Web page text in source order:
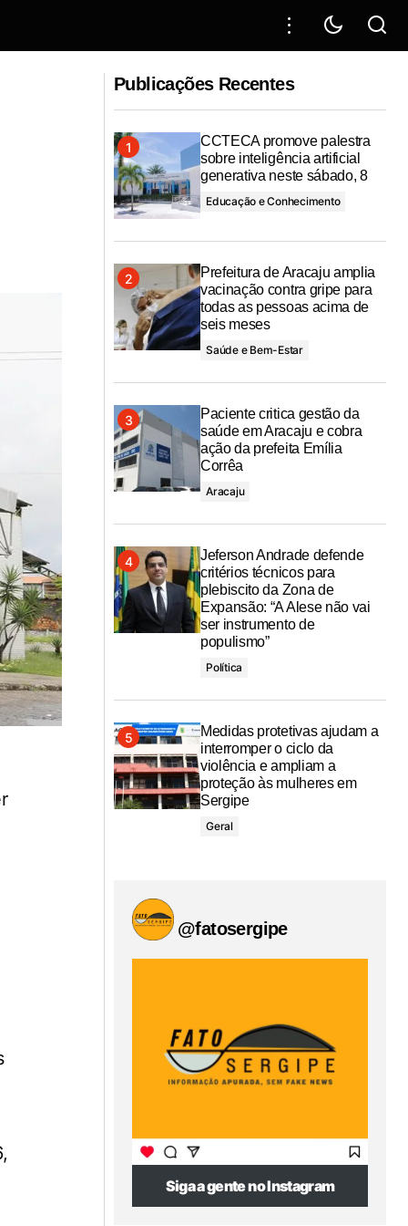
“Apelo a prefeita Emília: estão induzindo
a senhora ao erro”, alerta Elber Batalha
Publicações Recentes
CCTECA promove palestra
sobre inteligência artificial
generativa neste sábado, 8
Educação e Conhecimento
Prefeitura de Aracaju amplia
vacinação contra gripe para
todas as pessoas acima de
seis meses
Saúde e Bem-Estar
Paciente critica gestão da
saúde em Aracaju e cobra
ação da prefeita Emília
Corrêa
Aracaju
Jeferson Andrade defende
critérios técnicos para
plebiscito da Zona de
Expansão: “A Alese não vai
ser instrumento de
populismo”
Política
Medidas protetivas ajudam a
interromper o ciclo da
violência e ampliam a
proteção às mulheres em
Sergipe
Geral
@fatosergipe
Siga a gente no Instagram